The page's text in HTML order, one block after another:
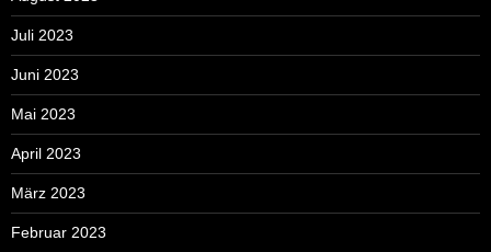
Juli 2023
Juni 2023
Mai 2023
April 2023
März 2023
Februar 2023